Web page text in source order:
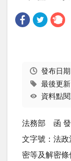
發布日期
最後更
資料點
法務部 函 發
文字號：法
密等及解密條